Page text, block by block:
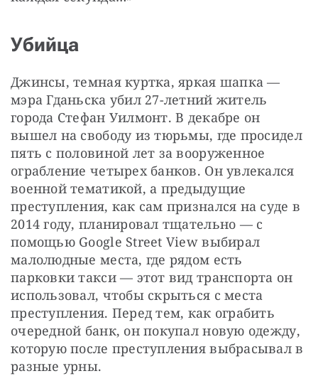
Убийца
Джинсы, темная куртка, яркая шапка —
мэра Гданьска убил 27-летний житель
города Стефан Уилмонт. В декабре он
вышел на свободу из тюрьмы, где просидел
пять с половиной лет за вооруженное
ограбление четырех банков. Он увлекался
военной тематикой, а предыдущие
преступления, как сам признался на суде в
2014 году, планировал тщательно — с
помощью Google Street View выбирал
малолюдные места, где рядом есть
парковки такси — этот вид транспорта он
использовал, чтобы скрыться с места
преступления. Перед тем, как ограбить
очередной банк, он покупал новую одежду,
которую после преступления выбрасывал в
разные урны.